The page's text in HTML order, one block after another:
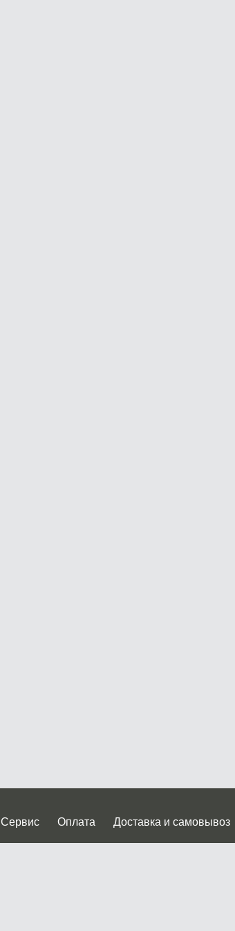
Сервис Оплата Доставка и самовывоз